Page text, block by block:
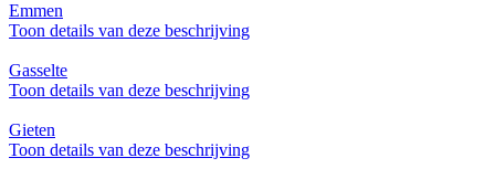
Emmen
Toon details van deze beschrijving
Gasselte
Toon details van deze beschrijving
Gieten
Toon details van deze beschrijving